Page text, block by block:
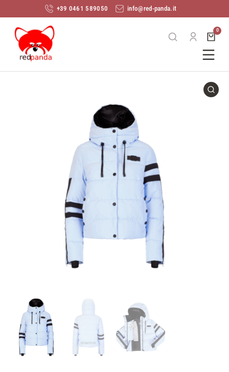
+39 0461 589050 info@red-panda.it